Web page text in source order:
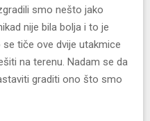
smo nešto jako
nije bila bolja i to je
tiče ove dvije utakmice
na terenu. Nadam se da
graditi ono što smo